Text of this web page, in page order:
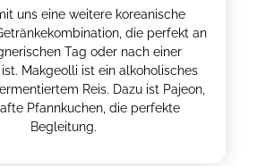
uns eine weitere koreanische
die perfekt an
Tag oder nach einer
Makgeolli ist ein alkoholisches
Reis. Dazu ist Pajeon,
Pfannkuchen, die perfekte
Begleitung.